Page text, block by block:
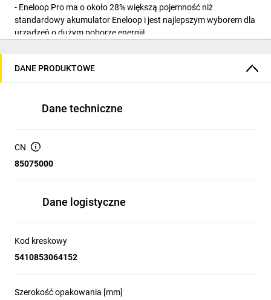
- Eneloop Pro ma o około 28% większą pojemność niż
standardowy akumulator Eneloop i jest najlepszym wyborem dla
urządzeń o dużym poborze energii!
- Wytrzymuje znacznie dłużej niż bateria alkaliczna.
narciarskich.
- Opakowania bez plastiku
DANE PRODUKTOWE
Dane techniczne
CN
85075000
Dane logistyczne
Kod kreskowy
5410853064152
Szerokość opakowania [mm]